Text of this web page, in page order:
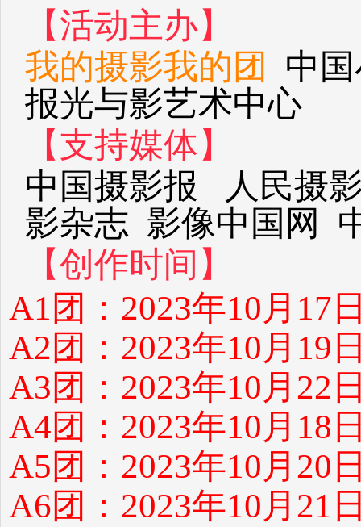
【活动主办】
我的摄影我的团
中
报光与影艺术中心
【支持媒体】
中国摄影报 人民摄
影杂志 影像中国网
【创作时间】
A1团：2023年10月17
A2团：2023年10月19
A3团：2023年10月22
A4团：2023年10月18
A5团：2023年10月20
A6团：2023年10月21